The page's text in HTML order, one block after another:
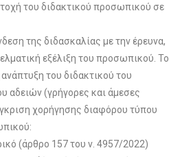
του διδακτικού προσωπικού σε
της διδασκαλίας με την έρευνα,
εξέλιξη του προσωπικού. Το
του διδακτικού του
αδειών (γρήγορες και άμεσες
χορήγησης διαφόρου τύπου
(άρθρο 157 του ν. 4957/2022)